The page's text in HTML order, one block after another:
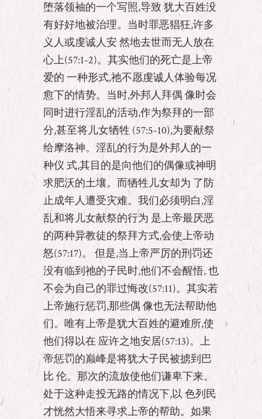
堕落领袖的一个写照,导致 犹大百姓没
有好好地被治理。当时罪恶猖狂,许多
义人或虔诚人安 然地去世而无人放在
心上(57:1-2)。其实他们的死亡是上帝
爱的 一种形式,祂不愿虔诚人体验每况
愈下的情势。当时,外邦人拜偶 像时会
同时进行淫乱的活动,作为祭拜的一部
分,甚至将儿女牺牲 (57:5-10),为要献祭
给摩洛神。淫乱的行为是外邦人的一
种仪 式,其目的是向他们的偶像或神明
求肥沃的土壤。而牺牲儿女却为 了防
止成年人遭受灾难。我们必须明白,淫
乱和将儿女献祭的行为 是上帝最厌恶
的两种异教徒的祭拜方式,会使上帝动
怒(57:17)。 但是,当上帝严厉的刑罚还
没有临到祂的子民时,他们不会醒悟, 也
不会为自己的罪过悔改(57:11)。其实若
上帝施行惩罚,那些偶 像也无法帮助他
们。唯有上帝是犹大百姓的避难所,使
他们得以在 应许之地安居(57:13)。上
帝惩罚的巅峰是将犹大子民被掳到巴
比 伦。那次的流放使他们谦卑下来。
处于这种走投无路的情况下,以 色列民
才恍然大悟来寻求上帝的帮助。如果